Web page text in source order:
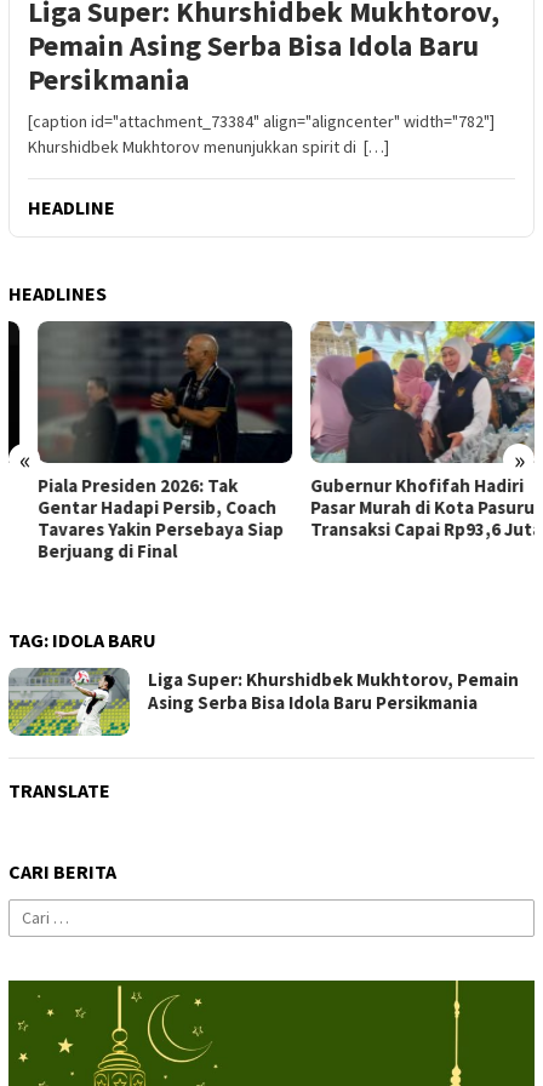
Liga Super: Khurshidbek Mukhtorov,
Pemain Asing Serba Bisa Idola Baru
Persikmania
[caption id="attachment_73384" align="aligncenter" width="782"]
Khurshidbek Mukhtorov menunjukkan spirit di […]
HEADLINE
HEADLINES
« »
Piala Presiden 2026: Tak
Gentar Hadapi Persib, Coach
Tavares Yakin Persebaya Siap
Berjuang di Final
Gubernur Khofifah Hadiri
Pasar Murah di Kota Pasuruan,
Transaksi Capai Rp93,6 Juta
TAG: IDOLA BARU
Liga Super: Khurshidbek Mukhtorov, Pemain
Asing Serba Bisa Idola Baru Persikmania
TRANSLATE
CARI BERITA
Cari
untuk: